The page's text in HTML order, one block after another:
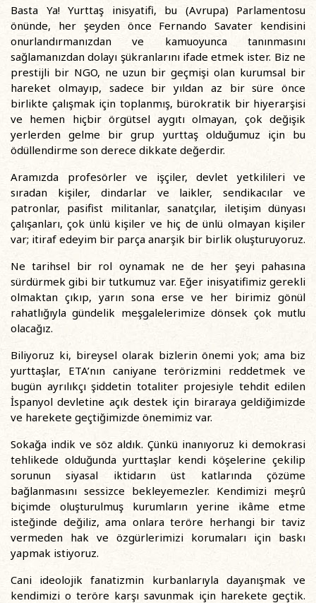
Basta Ya! Yurttaş inisyatifi, bu (Avrupa) Parlamentosu
önünde, her şeyden önce Fernando Savater kendisini
onurlandırmanızdan ve kamuoyunca tanınmasını
sağlamanızdan dolayı şükranlarını ifade etmek ister. Biz ne
prestijli bir NGO, ne uzun bir geçmişi olan kurumsal bir
hareket olmayıp, sadece bir yıldan az bir süre önce
birlikte çalışmak için toplanmış, bürokratik bir hiyerarşisi
ve hemen hiçbir örgütsel aygıtı olmayan, çok değişik
yerlerden gelme bir grup yurttaş olduğumuz için bu
ödüllendirme son derece dikkate değerdir.
Aramızda profesörler ve işçiler, devlet yetkilileri ve
sıradan kişiler, dindarlar ve laikler, sendikacılar ve
patronlar, pasifist militanlar, sanatçılar, iletişim dünyası
çalışanları, çok ünlü kişiler ve hiç de ünlü olmayan kişiler
var; itiraf edeyim bir parça anarşik bir birlik oluşturuyoruz.
Ne tarihsel bir rol oynamak ne de her şeyi pahasına
sürdürmek gibi bir tutkumuz var. Eğer inisyatifimiz gerekli
olmaktan çıkıp, yarın sona erse ve her birimiz gönül
rahatlığıyla gündelik meşgalelerimize dönsek çok mutlu
olacağız.
Biliyoruz ki, bireysel olarak bizlerin önemi yok; ama biz
yurttaşlar, ETA’nın caniyane terörizmini reddetmek ve
bugün ayrılıkçı şiddetin totaliter projesiyle tehdit edilen
İspanyol devletine açık destek için biraraya geldiğimizde
ve harekete geçtiğimizde önemimiz var.
Sokağa indik ve söz aldık. Çünkü inanıyoruz ki demokrasi
tehlikede olduğunda yurttaşlar kendi köşelerine çekilip
sorunun siyasal iktidarın üst katlarında çözüme
bağlanmasını sessizce bekleyemezler. Kendimizi meşrû
biçimde oluşturulmuş kurumların yerine ikâme etme
isteğinde değiliz, ama onlara teröre herhangi bir taviz
vermeden hak ve özgürlerimizi korumaları için baskı
yapmak istiyoruz.
Cani ideolojik fanatizmin kurbanlarıyla dayanışmak ve
kendimizi o teröre karşı savunmak için harekete geçtik.